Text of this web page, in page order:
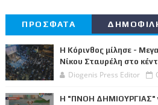
ΠΡΟΣΦΑΤΑ
Η Κόρινθος μίλησε -
Νίκου Σταυρέλη στο
Diogenis Press Editor
Η "ΠΝΟΗ ΔΗΜΙΟΥΡΓΙΑΣ"